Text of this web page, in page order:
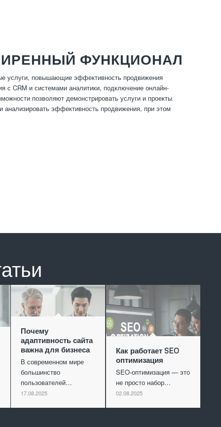
ФУНКЦИОНАЛ
услуги, повышающие эффективность продвижения
с CRM и системами аналитики, подключение онлайн-
позволяют демонстрировать услуги и проекты
эффективность продвижения, при этом
Почему
адаптивность сайта
важна для бизнеса
В современном мире
большинство
пользователей…
17.08.2025
Как работает SEO
оптимизация
SEO-оптимизация — это
не просто набор…
02.08.2025